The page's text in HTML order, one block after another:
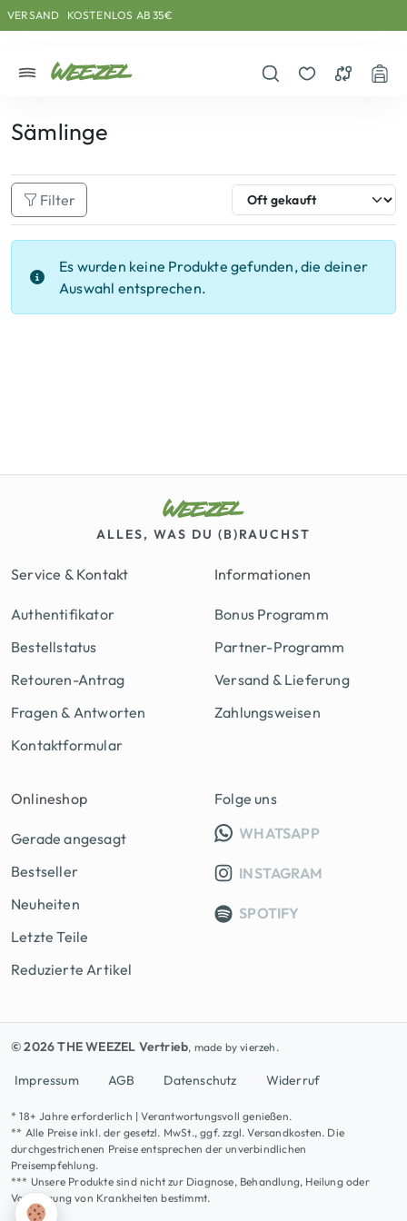
Skip to main content
Direkt zum Inhalt
Weiter zum Footer
VERSAND KOSTENLOS AB 35€
Sämlinge
Filter
Es wurden keine Produkte gefunden, die deiner
Auswahl entsprechen.
ALLES, WAS DU (B)RAUCHST
Service & Kontakt
Authentifikator
Bestellstatus
Retouren-Antrag
Fragen & Antworten
Kontaktformular
Informationen
Bonus Programm
Partner-Programm
Versand & Lieferung
Zahlungsweisen
Onlineshop
Gerade angesagt
Bestseller
Neuheiten
Letzte Teile
Reduzierte Artikel
Folge uns
WHATSAPPINFO
INSTAGRAM
SPOTIFY
© 2026 THE WEEZEL Vertrieb, made byvierzeh.
Impressum AGB Datenschutz Widerruf
* 18+ Jahre erforderlich | Verantwortungsvoll genießen.
** Alle Preise inkl. der gesetzl. MwSt., ggf. zzgl. Versandkosten. Die
durchgestrichenen Preise entsprechen der unverbindlichen
Preisempfehlung.
*** Unsere Produkte sind nicht zur Diagnose, Behandlung, Heilung oder
Vorbeugung von Krankheiten bestimmt.